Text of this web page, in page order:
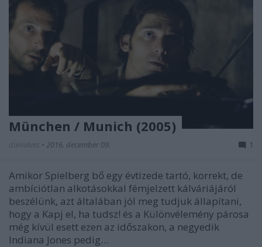
München / Munich (2005)
• 2016. december 09. 1
Amikor Spielberg bő egy évtizede tartó, korrekt, de
ambíciótlan alkotásokkal fémjelzett kálváriájáról
beszélünk, azt általában jól meg tudjuk állapítani,
hogy a Kapj el, ha tudsz! és a Különvélemény párosa
még kívül esett ezen az időszakon, a negyedik
Indiana Jones pedig…